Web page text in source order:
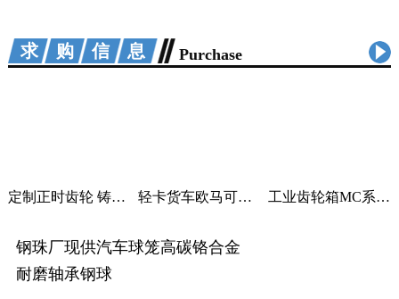
求购信息 Purchase
定制正时齿轮 铸铁曲轴加工 适用汽车机械 轻卡货车欧马可采尔孚变速箱ZF5S400V变速箱 工业齿轮箱MC系列大功率减速机M系列直角变速器平行变速箱
钢珠厂现供汽车球笼高碳铬合金
耐磨轴承钢球